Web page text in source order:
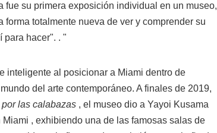
fue su primera exposición individual en un museo,
forma totalmente nueva de ver y comprender su
para hacer". . "
inteligente al posicionar a Miami dentro de
del arte contemporáneo. A finales de 2019,
las calabazas , el museo dio a Yayoi Kusama
, exhibiendo una de las famosas salas de